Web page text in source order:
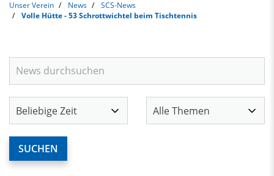
Unser Verein News
SCS-News
Volle Hütte - 53 Schrottwichtel beim Tischtennis